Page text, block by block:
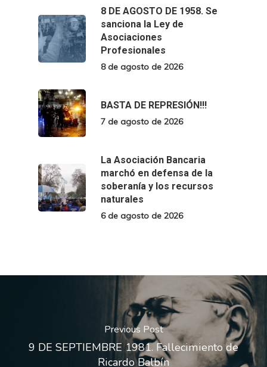
8 DE AGOSTO DE 1958. Se
sanciona la Ley de
Asociaciones
Profesionales
8 de agosto de 2026
BASTA DE REPRESIÓN!!!
7 de agosto de 2026
La Asociación Bancaria
marchó en defensa de la
soberanía y los recursos
naturales
6 de agosto de 2026
Previous Post
9 DE SEPTIEMBRE 1981. Fallecimiento de
Ricardo Balbín